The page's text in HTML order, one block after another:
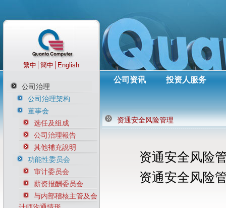
繁中 簡中 English
公司治理
公司治理架构
董事会
选任及组成
公司治理報告
其他補充說明
功能性委员会
审计委员会
薪资报酬委员会
与内部稽核主管及会
公司资讯 投资人服务
资通安全风险管理
资通安全风险
资通安全风险